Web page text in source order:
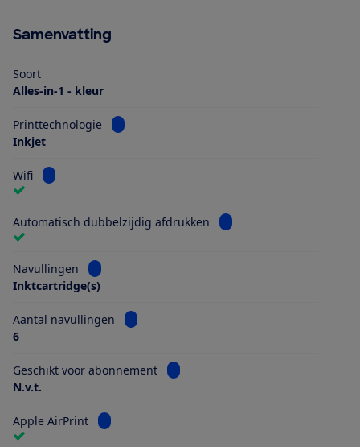
Samenvatting
Soort
Alles-in-1 - kleur
Printtechnologie
Bekijk informatie voor Printtechnologie
Inkjet
Wifi Bekijk informatie voor Wifi
Automatisch dubbelzijdig afdrukken Bekijk informatie voor
Navullingen
Bekijk informatie voor Navullingen
Inktcartridge(s)
Aantal navullingen
Bekijk informatie voor Aantal navullingen
6
Geschikt voor abonnement
Bekijk informatie voor Geschikt
N.v.t.
Apple AirPrint Bekijk informatie voor Apple AirPrint